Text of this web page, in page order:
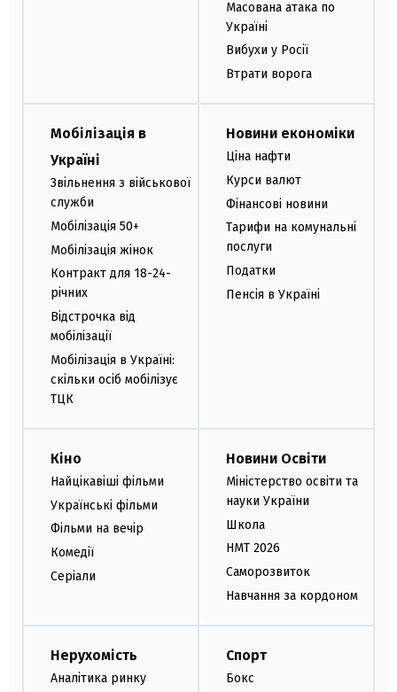
Масована атака по
Україні
Вибухи у Росії
Втрати ворога
Мобілізація в
Україні
Звільнення з військової
служби
Мобілізація 50+
Мобілізація жінок
Контракт для 18-24-
річних
Відстрочка від
мобілізації
Мобілізація в Україні:
скільки осіб мобілізує
ТЦК
Новини економіки
Ціна нафти
Курси валют
Фінансові новини
Тарифи на комунальні
послуги
Податки
Пенсія в Україні
Кіно
Найцікавіші фільми
Українські фільми
Фільми на вечір
Комедії
Серіали
Новини Освіти
Міністерство освіти та
науки України
Школа
НМТ 2026
Саморозвиток
Навчання за кордоном
Нерухомість
Аналітика ринку
Спорт
Бокс